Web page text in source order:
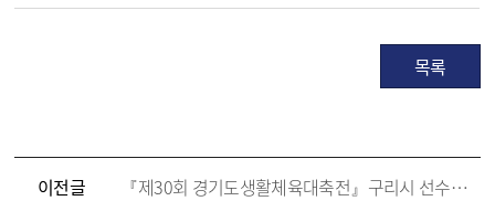
목록
이전글 『제30회 경기도생활체육대축전』구리시 선수단 단복 구매 공고(구리시 체육회)